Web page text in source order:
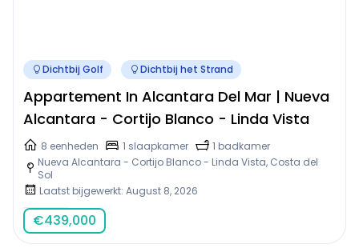
Dichtbij Golf Dichtbij het Strand
Appartement In Alcantara Del Mar | Nueva
Alcantara - Cortijo Blanco - Linda Vista
8 eenheden 1 slaapkamer
1 badkamer
Nueva Alcantara - Cortijo Blanco - Linda Vista, Costa del
Sol
Laatst bijgewerkt: August 8, 2026
€439,000